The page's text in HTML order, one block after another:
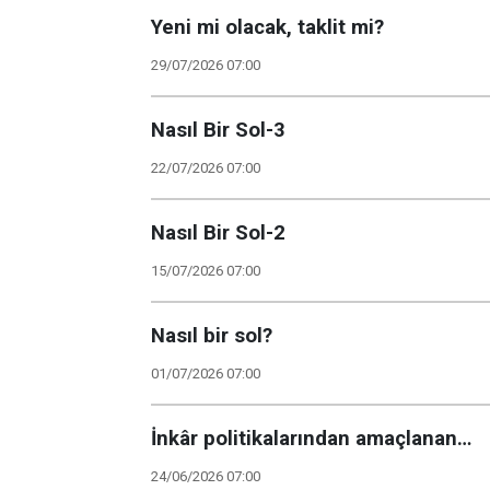
Yeni mi olacak, taklit mi?
29/07/2026 07:00
Nasıl Bir Sol-3
22/07/2026 07:00
Nasıl Bir Sol-2
15/07/2026 07:00
Nasıl bir sol?
01/07/2026 07:00
İnkâr politikalarından amaçlanan…
24/06/2026 07:00